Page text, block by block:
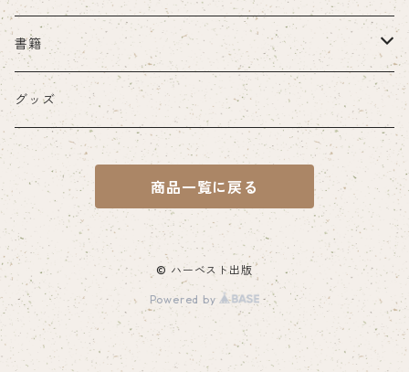
書籍
紙の書籍
一般書籍
山陰文化ライブラリー
山城シリーズ
山陰名城叢書
尼子氏関連
電子書籍
グッズ
商品一覧に戻る
© ハーベスト出版
Powered by